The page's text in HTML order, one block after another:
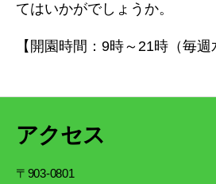
てはいかがでしょうか。
【開園時間：9時～21時（毎週
アクセス
〒903-0801